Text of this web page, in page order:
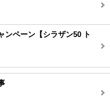
ンペーン【シラザン50 ト